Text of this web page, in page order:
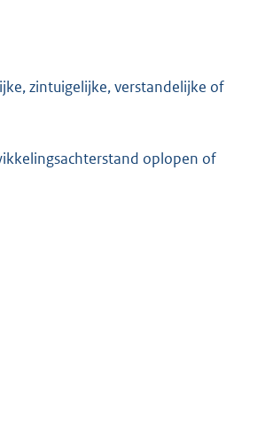
zintuigelijke, verstandelijke of
oplopen of